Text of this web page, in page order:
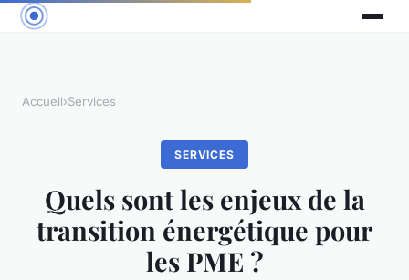
Accueil›Services
SERVICES
Quels sont les enjeux de la
transition énergétique pour
les PME ?